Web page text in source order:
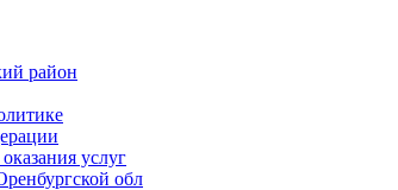
район
услуг
обл